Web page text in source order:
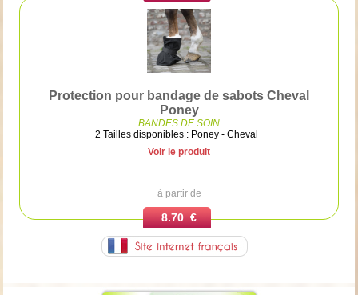
Protection pour bandage de sabots Cheval
Poney
BANDES DE SOIN
2 Tailles disponibles : Poney - Cheval
Voir le produit
à partir de
8.70 €